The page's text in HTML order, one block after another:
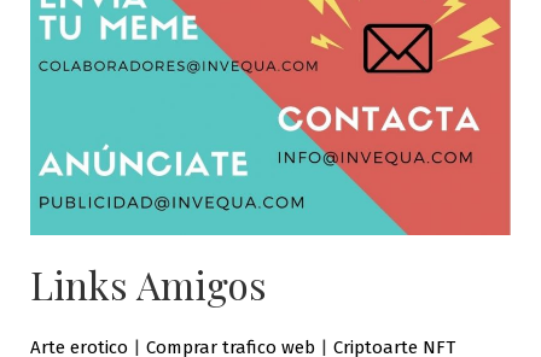
Links Amigos
Arte erotico | Comprar trafico web | Criptoarte NFT